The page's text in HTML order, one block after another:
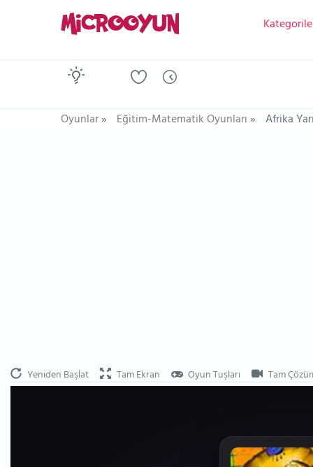
Oyunlar» Eğitim-Matematik Oyunları» Afrika
Yeniden Başlat Tam Ekran Oyun Tuşları Tam